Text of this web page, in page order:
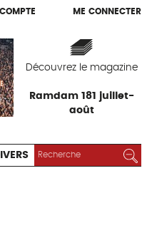
ME CONNECTER
Découvrez le magazine
Ramdam 181 juillet-
août
ME CONNECTER
RECHERCHER :